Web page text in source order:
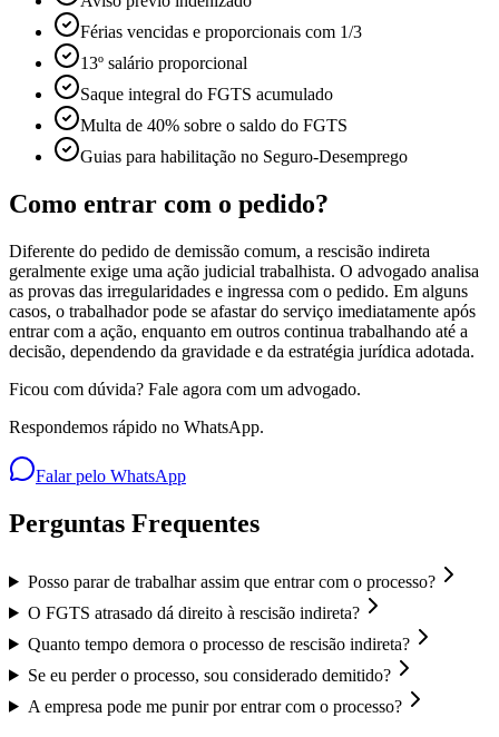
Férias vencidas e proporcionais com 1/3
13º salário proporcional
Saque integral do FGTS acumulado
Multa de 40% sobre o saldo do FGTS
Guias para habilitação no Seguro-Desemprego
Como entrar com o pedido?
Diferente do pedido de demissão comum, a rescisão indireta
geralmente exige uma ação judicial trabalhista. O advogado analisa
as provas das irregularidades e ingressa com o pedido. Em alguns
casos, o trabalhador pode se afastar do serviço imediatamente após
entrar com a ação, enquanto em outros continua trabalhando até a
decisão, dependendo da gravidade e da estratégia jurídica adotada.
Ficou com dúvida? Fale agora com um advogado.
Respondemos rápido no WhatsApp.
Falar pelo WhatsApp
Perguntas Frequentes
Posso parar de trabalhar assim que entrar com o processo?
O FGTS atrasado dá direito à rescisão indireta?
Quanto tempo demora o processo de rescisão indireta?
Se eu perder o processo, sou considerado demitido?
A empresa pode me punir por entrar com o processo?